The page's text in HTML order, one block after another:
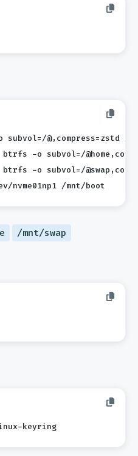
@,compress=zstd /
-o subvol=/
-o subvol=/
nvme01np1 /mnt/boot
/mnt/swap
keyring